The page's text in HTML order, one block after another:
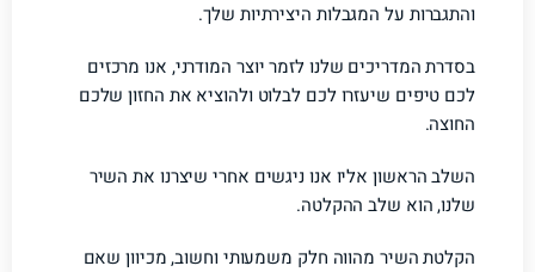
והתגברות על המגבלות היצירתיות שלך.
בסדרת המדריכים שלנו לזמר יוצר המודרני, אנו מרכזים
לכם טיפים שיעזרו לכם לבלוט ולהוציא את החזון שלכם
החוצה.
השלב הראשון אליו אנו ניגשים אחרי שיצרנו את השיר
שלנו, הוא שלב ההקלטה.
הקלטת השיר מהווה חלק משמעותי וחשוב, מכיוון שאם